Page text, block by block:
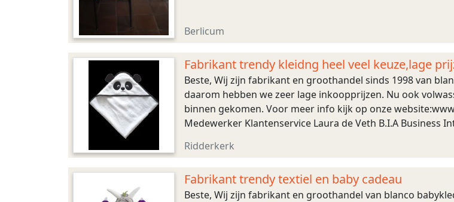
Berlicum
Fabrikant trendy kleidng heel veel keuze,lage
Beste, Wij zijn fabrikant en groothandel sinds 1998 van
daarom hebben we zeer lage inkoopprijzen. Nu ook
binnen gekomen. Voor meer info kijk op onze
Medewerker Klantenservice Laura de Veth B.I.A Business
Ridderkerk
Fabrikant trendy textiel en baby cadeau
Beste, Wij zijn fabrikant en groothandel van blanco